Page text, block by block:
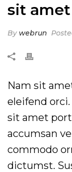
sit
Bywebrun
Nam sit
eleifend
sit amet
accumsan
commodo
dictumst.